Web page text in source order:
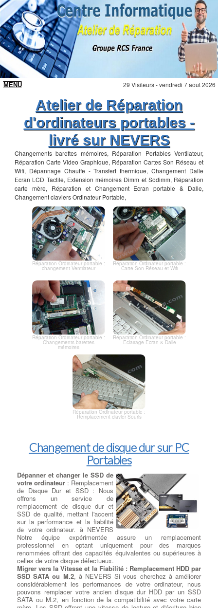
29 Visiteurs - vendredi 7 aout 2026
Atelier de Réparation
d'ordinateurs portables -
livré sur NEVERS
Changements barettes mémoires, Réparation Portables Ventilateur,
Réparation Carte Video Graphique, Réparation Cartes Son Réseau et
Wifi, Dépannage Chauffe - Transfert thermique, Changement Dalle
Ecran LCD Tactile, Extension mémoires Dimm et Sodimm, Réparation
carte mère, Réparation et Changement Ecran portable & Dalle,
Changement claviers Ordinateur Portable,
Réparation Ordinateur portable :
changement Ventilateur
Réparation Ordinateur portable :
Carte Son Réseau et Wifi
Réparation Ordinateur portable :
Changements barettes
mémoires
Réparation Ordinateur portable :
Eclairage Ecran & Dalle
Réparation Ordinateur portable :
Remplacement clavier Souris
Changement de disque dur sur PC
Portables
Dépanner et changer le SSD de
votre ordinateur : Remplacement
de Disque Dur et SSD : Nous
offrons un service de
remplacement de disque dur et
SSD de qualité, mettant l'accent
sur la performance et la fiabilité
de votre ordinateur. à NEVERS
Notre équipe expérimentée assure un remplacement
professionnel en optant uniquement pour des marques
renommées offrant des capacités équivalentes ou supérieures à
celles de votre disque défectueux.
Migrer vers la Vitesse et la Fiabilité : Remplacement HDD par
SSD SATA ou M.2, à NEVERS Si vous cherchez à améliorer
considérablement les performances de votre ordinateur, nous
pouvons remplacer votre ancien disque dur HDD par un SSD
SATA ou M.2, en fonction de la compatibilité avec votre carte